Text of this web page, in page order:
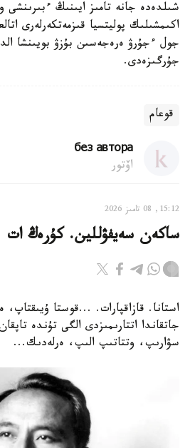
شىلدەدە جانە تامىز ايىنىڭ
اكىمشىلىك پوليتسيا قىزمەتكەرلەرى
جول ءجۇرۋ ەرەجەسىن بۇزۋ بويىنشا
جۇرگىزەدى.
قوعام
без автора
اۆتور
15:12, 08 تامىز 2026
ساكەن سەيفۋللين. كۇرەڭ ات
استانا. قازاقپارات. ...قوستا ۇيىقتاپ،
جاتقاندا اتتارىمىزدى الگى تۇندە
سۋارىپ، وتتاتىپ الىپ، ەرلەدىك...